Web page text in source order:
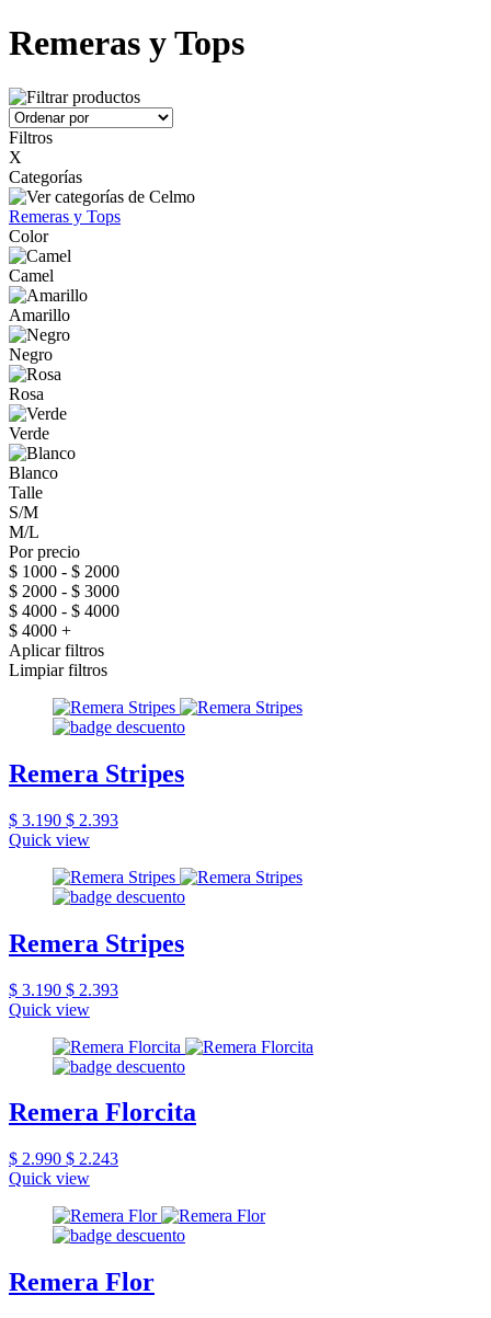
Remeras y Tops
Filtros
X
Categorías
Remeras y Tops
Color
Camel
Amarillo
Negro
Rosa
Verde
Blanco
Talle
S/M
M/L
Por precio
$ 1000 - $ 2000
$ 2000 - $ 3000
$ 4000 - $ 4000
$ 4000 +
Aplicar filtros
Limpiar filtros
Remera Stripes
$ 3.190 $ 2.393
Quick view
Remera Stripes
$ 3.190 $ 2.393
Quick view
Remera Florcita
$ 2.990 $ 2.243
Quick view
Remera Flor